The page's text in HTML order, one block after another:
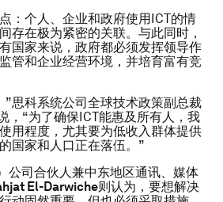
：个人、企业和政府使用ICT的情
存在极为紧密的关联。与此同时，
国家来说，政府都必须发挥领导作
管和企业经营环境，并培育富有竞
”思科系统公司全球技术政策副总裁
，“为了确保ICT能惠及所有人，我
用程度，尤其要为低收入群体提供
国家和人口正在落伍。”
公司合伙人兼中东地区通讯、媒体
El-Darwiche则认为，要想解决